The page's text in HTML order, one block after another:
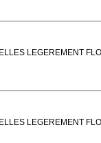
LEGEREMENT
LEGEREMENT